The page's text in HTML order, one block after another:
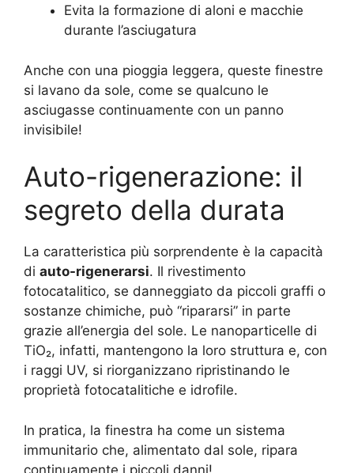
Evita la formazione di aloni e macchie
durante l’asciugatura
Anche con una pioggia leggera, queste finestre
si lavano da sole, come se qualcuno le
asciugasse continuamente con un panno
invisibile!
Auto-rigenerazione: il
segreto della durata
La caratteristica più sorprendente è la capacità
di auto-rigenerarsi. Il rivestimento
fotocatalitico, se danneggiato da piccoli graffi o
sostanze chimiche, può “ripararsi” in parte
grazie all’energia del sole. Le nanoparticelle di
TiO₂, infatti, mantengono la loro struttura e, con
i raggi UV, si riorganizzano ripristinando le
proprietà fotocatalitiche e idrofile.
In pratica, la finestra ha come un sistema
immunitario che, alimentato dal sole, ripara
continuamente i piccoli danni!